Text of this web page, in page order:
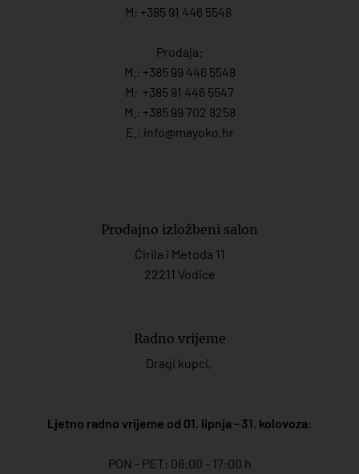
M: +385 91 446 5548
Prodaja:
M.: +385 99 446 5548
M: +385 91 446 5547
M.: +385 99 702 8258
E.: info@mayoko. hr
Prodajno izložbeni salon
Ćirila i Metoda 11
22211 Vodice
Radno vrijeme
Dragi kupci,
Ljetno radno vrijeme od 01. lipnja - 31. kolovoza:
PON - PET: 08:00 - 17:00 h